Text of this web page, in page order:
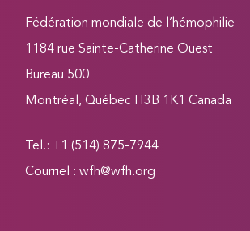
Fédération mondiale de l’hémophilie
1184 rue Sainte-Catherine Ouest
Bureau 500
Montréal, Québec H3B 1K1 Canada
Tel.: +1 (514) 875-7944
Courriel :wfh@wfh.org